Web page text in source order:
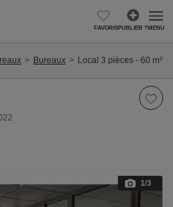
FAVORISPUBLIER ?MENU
Bureaux Local 3 pièces - 60 m²
1/3